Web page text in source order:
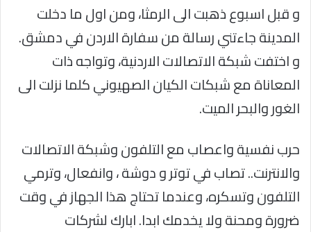
و قبل اسبوع ذهبت الى الرمثا، ومن اول ما دخلت
المدينة جاءتني رسالة من سفارة الاردن في دمشق.
و اختفت شبكة الاتصالات الاردنية، وتواجه ذات
المعاناة مع شبكات الكيان الصهيوني كلما نزلت الى
الغور والبحر الميت.
حرب نفسية واعصاب مع التلفون وشبكة الاتصالات
والانترنت.. تصاب في توتر و دوشة ، وانفعال، وترمي
التلفون وتسكره، وعندما تحتاج هذا الجهاز في وقت
ضرورة ومحنة ولا يخدمك ابدا. ابارك لشركات